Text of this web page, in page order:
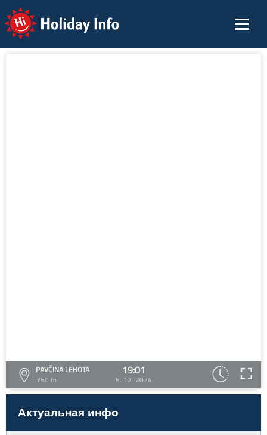
Holiday Info
PAVČINA LEHOTA
750 m
19:01
5. 12. 2024
Актуальная инфо